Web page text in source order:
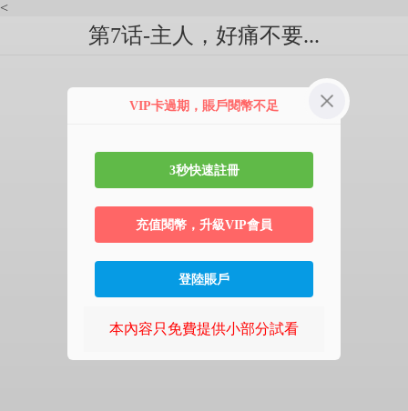
<
第7话-主人，好痛不要...
VIP卡過期，賬戶閱幣不足
3秒快速註冊
充值閱幣，升級VIP會員
登陸賬戶
本內容只免費提供小部分試看